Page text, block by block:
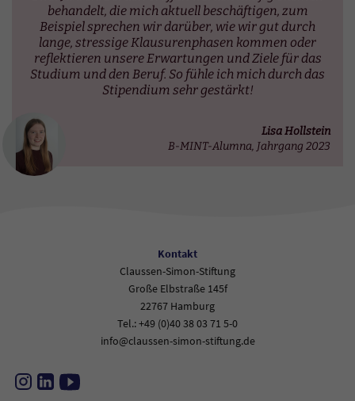
behandelt, die mich aktuell beschäftigen, zum
Beispiel sprechen wir darüber, wie wir gut durch
lange, stressige Klausurenphasen kommen oder
reflektieren unsere Erwartungen und Ziele für das
Studium und den Beruf. So fühle ich mich durch das
Stipendium sehr gestärkt!
Lisa Hollstein
B-MINT-Alumna, Jahrgang 2023
Kontakt
Claussen-Simon-Stiftung
Große Elbstraße 145f
22767 Hamburg
Tel.: +49 (0)40 38 03 71 5-0
info@claussen-simon-stiftung.de